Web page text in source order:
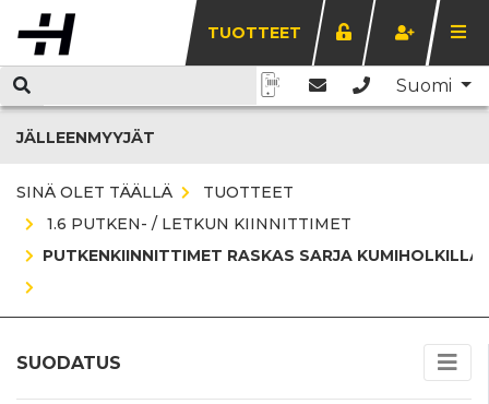
TUOTTEET
Suomi
JÄLLEENMYYJÄT
SINÄ OLET TÄÄLLÄ
TUOTTEET
1.6 PUTKEN- / LETKUN KIINNITTIMET
PUTKENKIINNITTIMET RASKAS SARJA KUMIHOLKILLA
SUODATUS